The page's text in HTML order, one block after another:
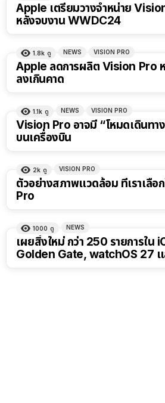
Apple เตรียมวางจำหน่าย
หลังจบงาน WWDC24
1.8k ดู NEWS VISION PRO
Apple ลดการผลิต Vision Pro
ลงเกินคาด
1.1k ดู NEWS VISION PRO
Vision Pro อาจมี “โหมดเดินทาง
บนเครื่องบิน
2k ดู VISION PRO
ตัวอย่างสภาพแวดล้อม ที่เราเลือ
Pro
1000 ดู NEWS
เผยสิ่งใหม่ กว่า 250 รายการใน
Golden Gate, watchOS 27 แ